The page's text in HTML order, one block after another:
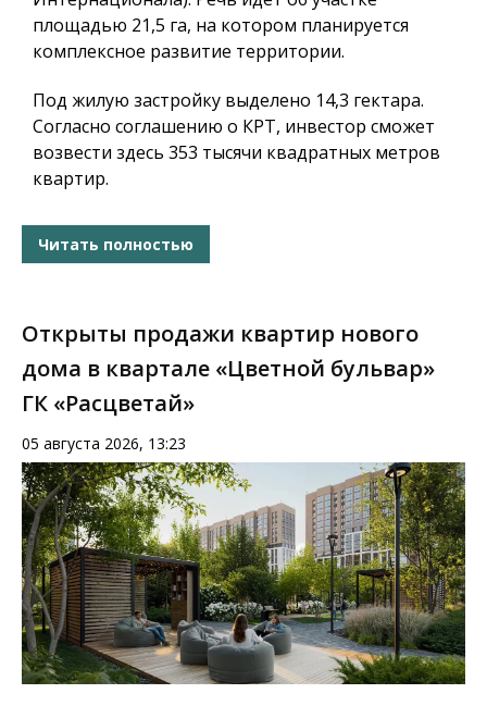
площадью 21,5 га, на котором планируется
комплексное развитие территории.
Под жилую застройку выделено 14,3 гектара.
Согласно соглашению о КРТ, инвестор сможет
возвести здесь 353 тысячи квадратных метров
квартир.
Читать полностью
Открыты продажи квартир нового
дома в квартале «Цветной бульвар»
ГК «Расцветай»
05 августа 2026, 13:23